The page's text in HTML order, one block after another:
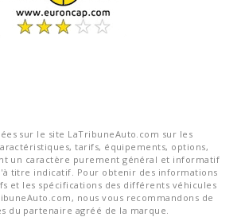
sur le site LaTribuneAuto.com sur les
tarifs, équipements, options,
un caractère purement général et informatif
titre indicatif. Pour obtenir des informations
et les spécifications des différents véhicules
nous vous recommandons de
du partenaire agréé de la marque.